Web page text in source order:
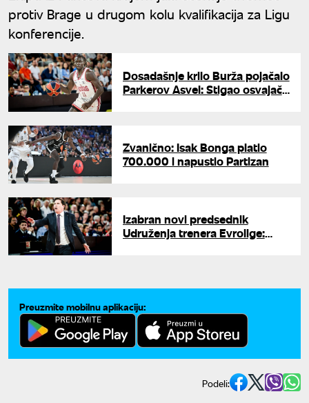
protiv Brage u drugom kolu kvalifikacija za Ligu
konferencije.
Dosadašnje krilo Burža pojačalo
Parkerov Asvel: Stigao osvajač
Zvanično: Isak Bonga platio
700.000 i napustio Partizan
Izabran novi predsednik
Udruženja trenera Evrolige:
Preuzmite mobilnu aplikaciju:
Podeli: